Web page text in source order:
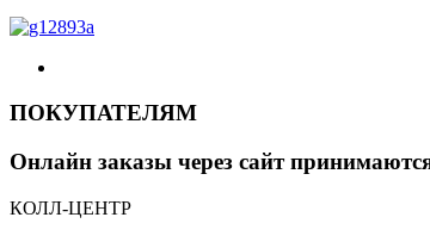
ПОКУПАТЕЛЯМ
Онлайн заказы через сайт
КОЛЛ-ЦЕНТР